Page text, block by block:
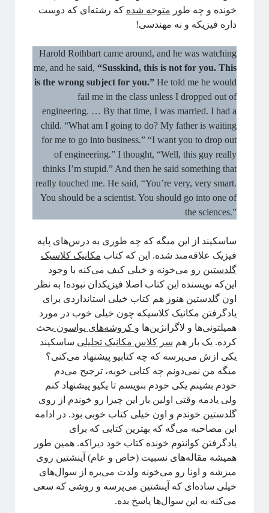
خونده و چه طور متوجه شده که رشته‌ای که دوست
داره فیزیکه و نه مهندسی!
Harold Rothbart came around, and he was watching
me, and he said, “Susskind, this is not for you. This
is the wrong subject for you.”He told me he would
fail me in the class unless I dropped out of
engineering. … By that time, I was married. I had a
child. “What am I going to do? My father is waiting
for me to go into business.” “I want you to drop out
of engineering.” I thought, “Well, this guy really
thinks I’m stupid.” And then he said something that
really touched me. He said, “You’re very, very smart.
You should be a scientist. You should go into one of
the sciences.”
ساسکیند از این میگه که چه طوری به درس‌های پایه
فیزیک علاقه‌مند شده. این که کتاب مکانیک کلاسیک
گلدستین رو می‌خونه و خیلی کیف می‌کنه با وجود
این‌که نویسنده این کتاب اصلا فیزیکدان نبوده! به نظر
اون گلدستین هنوز هم کتاب خیلی استانداردی برای
یادگرفتن مکانیک کلاسیکه چون خیلی خوب در مورد
همیلتونی‌ها و لاگرانژین‌ها و کروشه‌های پواسون بحث
کرده. یک بار هم سر کلاس مکانیک تحلیلی ساسکیند
یکی ازش می‌پرسه که چه کتابیو پیشنهاد می‌کنی؟
میگه من نمی‌دونم چه کتابی خوبه، ترجیح می‌دم
خودم بشینم یکی خودم بنویسم تا یکیو پیشنهاد کنم
ولی یادمه وقتی اولین بار این چیزا رو خوندم از روی
گلدستین خوندم و اون خیلی کتاب خوبی بود. در ادامه
این مصاحبه می‌گه که بهترین کتابی که برای
یادگرفتن کوانتوم خونده کتاب خود دیراکه. همین طور
همیشه مقاله‌های نسبیت (خاص و عام) آینشتین روی
میزشه و اونا رو می‌خونه ولذت می‌بره از سوال‌های
خیلی ساده‌ای که آینشتین می‌پرسه و روشی که سعی
می‌کنه به این سوال‌ها پاسخ بده.